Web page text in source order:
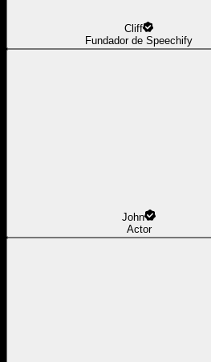
Cliff
Fundador de Speechify
John
Actor